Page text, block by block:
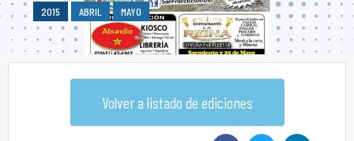
2015 ABRIL MAYO
Volver a listado de ediciones